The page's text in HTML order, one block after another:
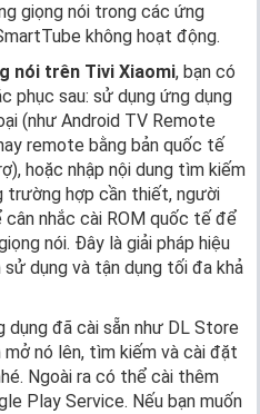
giọng nói trong các ứng
không hoạt động.
nói trên Tivi Xiaomi, bạn có
phục sau: sử dụng ứng dụng
(như Android TV Remote
remote bằng bản quốc tế
hoặc nhập nội dung tìm kiếm
trường hợp cần thiết, người
nhắc cài ROM quốc tế để
nói. Đây là giải pháp hiệu
dụng và tận dụng tối đa khả
dụng đã cài sẵn như DL Store
nó lên, tìm kiếm và cài đặt
Ngoài ra có thể cài thêm
Play Service. Nếu bạn muốn